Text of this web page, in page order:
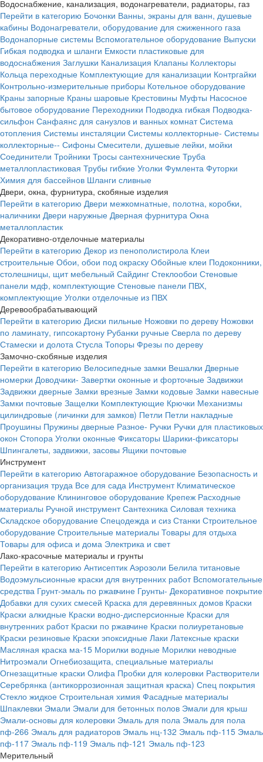
Водоснабжение, канализация, водонагреватели, радиаторы, газ
Перейти в категорию Бочонки Ванны, экраны для ванн, душевые
кабины Водонагреватели, оборудование для сжиженного газа
Водонапорные системы Вспомогательное оборудование Выпуски
Гибкая подводка и шланги Емкости пластиковые для
водоснабжения Заглушки Канализация Клапаны Коллекторы
Кольца переходные Комплектующие для канализации Контргайки
Контрольно-измерительные приборы Котельное оборудование
Краны запорные Краны шаровые Крестовины Муфты Насосное
бытовое оборудование Переходники Подводка гибкая Подводка-
сильфон Санфаянс для санузлов и ванных комнат Система
отопления Системы инсталяции Системы коллекторные- Системы
коллекторные-- Сифоны Смесители, душевые лейки, мойки
Соединители Тройники Тросы сантехнические Труба
металлопластиковая Трубы гибкие Уголки Фумлента Футорки
Химия для бассейнов Шланги сливные
Двери, окна, фурнитура, скобяные изделия
Перейти в категорию Двери межкомнатные, полотна, коробки,
наличники Двери наружные Дверная фурнитура Окна
металлопластик
Декоративно-отделочные материалы
Перейти в категорию Декор из пенополистирола Клеи
строительные Обои, обои под окраску Обойные клеи Подоконники,
столешницы, щит мебельный Сайдинг Стеклообои Стеновые
панели мдф, комплектующие Стеновые панели ПВХ,
комплектующие Уголки отделочные из ПВХ
Деревообрабатывающий
Перейти в категорию Диски пильные Ножовки по дереву Ножовки
по ламинату, гипсокартону Рубанки ручные Сверла по дереву
Стамески и долота Стусла Топоры Фрезы по дереву
Замочно-скобяные изделия
Перейти в категорию Велосипедные замки Вешалки Дверные
номерки Доводчики- Завертки оконные и форточные Задвижки
Задвижки дверные Замки врезные Замки кодовые Замки навесные
Замки почтовые Защелки Комплектующие Крючки Механизмы
цилиндровые (личинки для замков) Петли Петли накладные
Проушины Пружины дверные Разное- Ручки Ручки для пластиковых
окон Стопора Уголки оконные Фиксаторы Шарики-фиксаторы
Шпингалеты, задвижки, засовы Ящики почтовые
Инструмент
Перейти в категорию Автогаражное оборудование Безопасность и
организация труда Все для сада Инструмент Климатическое
оборудование Клининговое оборудование Крепеж Расходные
материалы Ручной инструмент Сантехника Силовая техника
Складское оборудование Спецодежда и сиз Станки Строительное
оборудование Строительные материалы Товары для отдыха
Товары для офиса и дома Электрика и свет
Лако-красочные материалы и грунты
Перейти в категорию Антисептик Аэрозоли Белила титановые
Водоэмульсионные краски для внутренних работ Вспомогательные
средства Грунт-эмаль по ржавчине Грунты- Декоративное покрытие
Добавки для сухих смесей Краска для деревянных домов Краски
Краски алкидные Краски водно-дисперсионные Краски для
внутренних работ Краски по ржавчине Краски полиуретановые
Краски резиновые Краски эпоксидные Лаки Латексные краски
Масляная краска ма-15 Морилки водные Морилки неводные
Нитроэмали Огнебиозащита, специальные материалы
Огнезащитные краски Олифа Пробки для колеровки Растворители
Серебрянка (антикоррозионная защитная краска) Спец покрытия
Стекло жидкое Строительная химия Фасадные материалы
Шпаклевки Эмали Эмали для бетонных полов Эмали для крыш
Эмали-основы для колеровки Эмаль для пола Эмаль для пола
пф-266 Эмаль для радиаторов Эмаль нц-132 Эмаль пф-115 Эмаль
пф-117 Эмаль пф-119 Эмаль пф-121 Эмаль пф-123
Мерительный